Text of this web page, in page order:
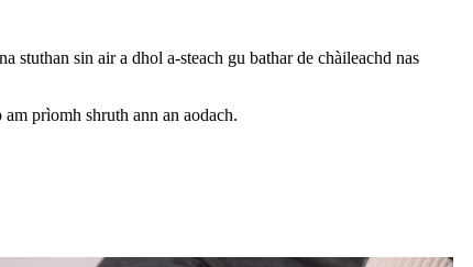
stuthan sin air a dhol a-steach gu bathar de chàileachd nas
prìomh shruth ann an aodach.